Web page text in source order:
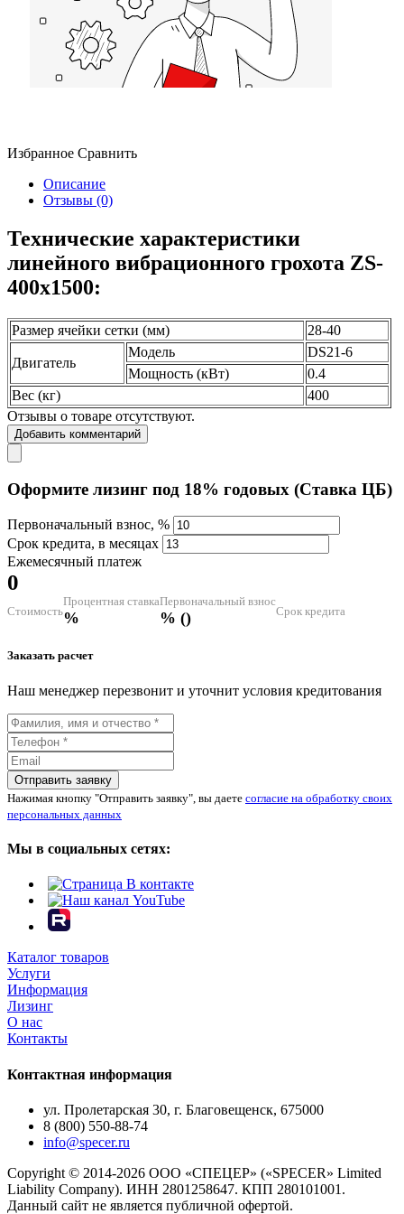
Избранное Сравнить
Описание
Отзывы (0)
Технические характеристики
линейного вибрационного грохота ZS-
400x1500:
Размер ячейки сетки (мм) 28-40
Двигатель
Модель
DS21-6
Мощность (кВт)
0.4
Вес (кг)
400
Отзывы о товаре отсутствуют.
Добавить комментарий
Оформите лизинг под 18% годовых (Ставка ЦБ)
Первоначальный взнос, %
Срок кредита, в месяцах
Ежемесячный платеж
0
Стоимость
Процентная ставка
%
Первоначальный взнос
% () Срок кредита
Заказать расчет
Наш менеджер перезвонит и уточнит условия кредитования
Отправить заявку
Нажимая кнопку "Отправить заявку", вы даете согласие на обработку своих
персональных данных
Мы в социальных сетях:
Каталог товаров
Услуги
Информация
Лизинг
О нас
Контакты
Контактная информация
ул. Пролетарская 30, г. Благовещенск, 675000
8 (800) 550-88-74
info@specer.ru
Copyright © 2014-2026 ООО «СПЕЦЕР» («SPECER» Limited
Liability Company). ИНН 2801258647. КПП 280101001.
Данный сайт не является публичной офертой.